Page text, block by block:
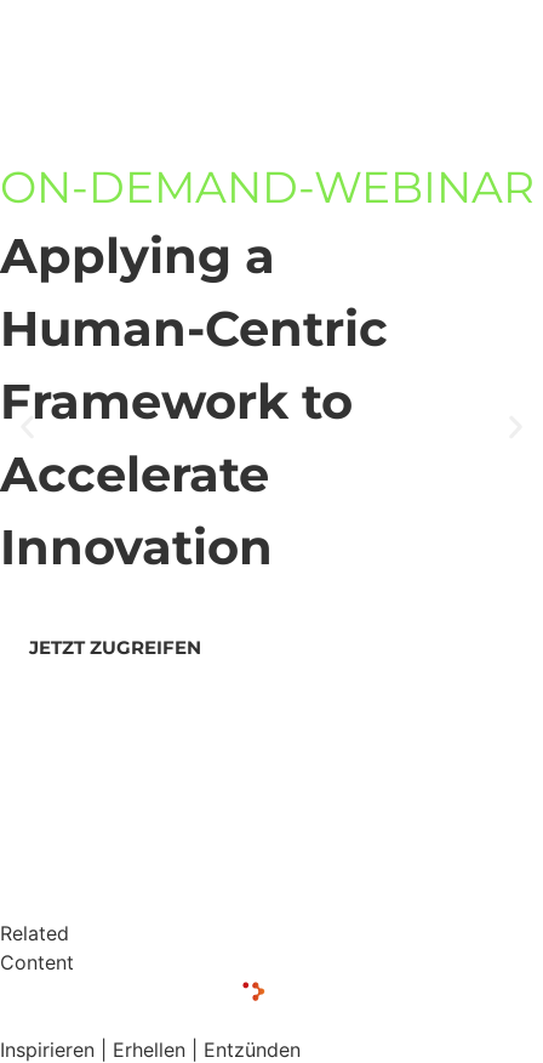
ON-DEMAND-WEBINAR
Applying a
Human-Centric
Framework to
Accelerate
Innovation
JETZT ZUGREIFEN
Related
Content
Inspirieren | Erhellen | Entzünden